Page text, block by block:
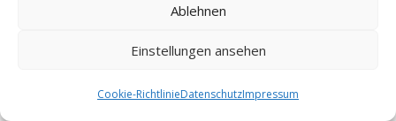
Ablehnen
Einstellungen ansehen
Cookie-RichtlinieDatenschutzImpressum
Obererbach bei Montabaur